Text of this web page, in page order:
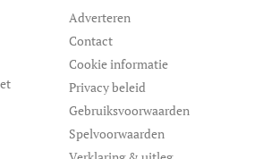
Adverteren
Contact
Cookie informatie
Privacy beleid
Gebruiksvoorwaarden
Spelvoorwaarden